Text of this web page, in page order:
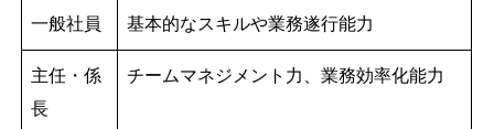
一般社員 基本的なスキルや業務遂行能力
主任・係
長
チームマネジメント力、業務効率化能力